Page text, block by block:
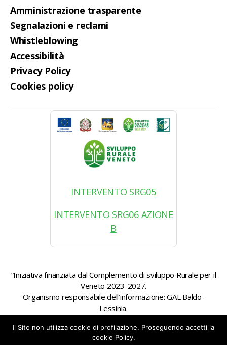
Amministrazione trasparente
Segnalazioni e reclami
Whistleblowing
Accessibilità
Privacy Policy
Cookies policy
INTERVENTO SRG05
INTERVENTO SRG06 AZIONE
B
“Iniziativa finanziata dal Complemento di sviluppo Rurale per il
Veneto 2023-2027.
Organismo responsabile dell’informazione: GAL Baldo-
Lessinia.
Bonifica e Irrigazione”
Il Sito non utilizza cookie di profilazione. Proseguendo accetti la
cookie Policy.